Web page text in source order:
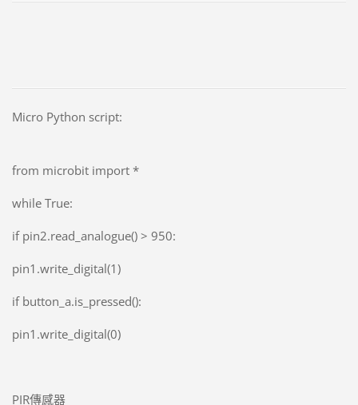
Micro Python script:
from microbit import *
while True:
if pin2.read_analogue() > 950:
pin1.write_digital(1)
if button_a.is_pressed():
pin1.write_digital(0)
PIR傳感器